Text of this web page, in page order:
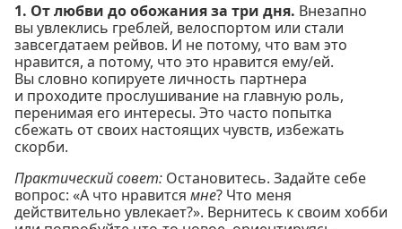
1. От любви до обожания за три дня. Внезапно
вы увлеклись греблей, велоспортом или стали
завсегдатаем рейвов. И не потому, что вам это
нравится, а потому, что это нравится ему/ей.
Вы словно копируете личность партнера
и проходите прослушивание на главную роль,
перенимая его интересы. Это часто попытка
сбежать от своих настоящих чувств, избежать
скорби.
Практический совет: Остановитесь. Задайте себе
вопрос: «А что нравится мне? Что меня
действительно увлекает?». Вернитесь к своим хобби